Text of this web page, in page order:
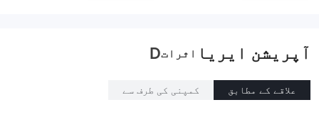
آپریشن ایریا اثراتD
علاقے کے مطابق کمپنی کی طرف سے